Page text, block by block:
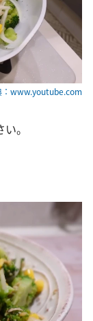
：www.youtube.com
。